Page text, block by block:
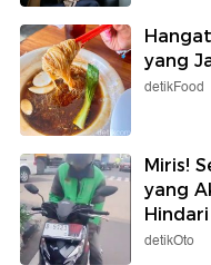
yang
detikFood
Miris!
yang
Hindari
detikOto